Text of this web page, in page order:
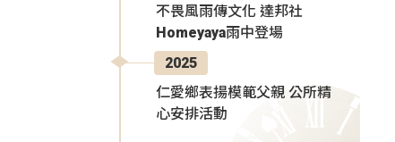
不畏風雨傳文化 達邦社
Homeyaya雨中登場
2025
仁愛鄉表揚模範父親 公所精
心安排活動